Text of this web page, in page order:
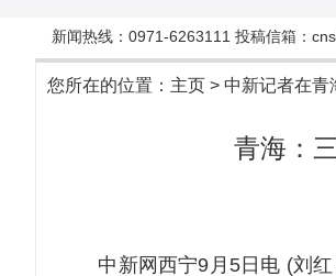
新闻热线：0971-6263111 投稿信箱：
您所在的位置： 主页 > 中新记者在青
青海：
中新网西宁9月5日电 (刘红